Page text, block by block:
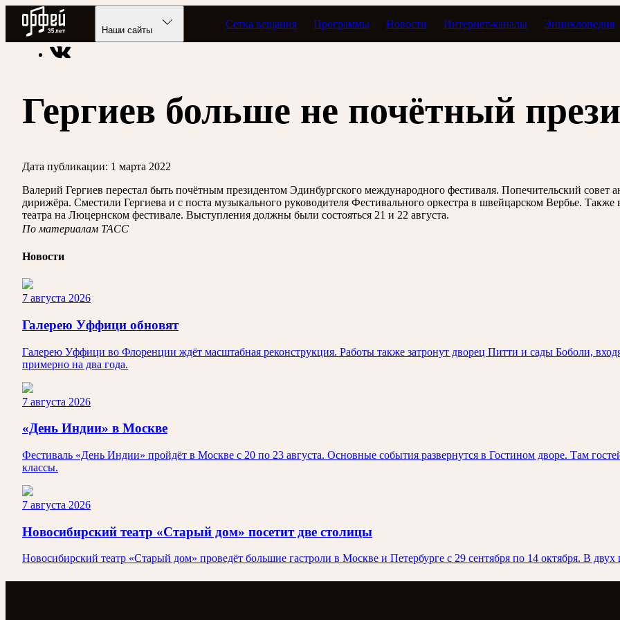
Радио Орфей
Наши сайты
Сетка вещания Программы Новости Интернет-каналы Энциклопедия
Радио классической музыки «Орфей» Новости
Гергиев больше не почётный
Дата публикации: 1 марта 2022
Валерий Гергиев перестал быть почётным президентом Эдинбургского международного фестиваля. Попечительский совет
дирижёра. Сместили Гергиева и с поста музыкального руководителя Фестивального оркестра в швейцарском Вербье.
театра на Люцернском фестивале. Выступления должны были состояться 21 и 22 августа.
По материалам ТАСС
Новости
7 августа 2026
Галерею Уффици обновят
Галерею Уффици во Флоренции ждёт масштабная реконструкция. Работы также затронут дворец Питти и сады Боболи,
примерно на два года.
7 августа 2026
«День Индии» в Москве
Фестиваль «День Индии» пройдёт в Москве с 20 по 23 августа. Основные события развернутся в Гостином дворе. Там
классы.
7 августа 2026
Новосибирский театр «Старый дом» посетит две столицы
Новосибирский театр «Старый дом» проведёт большие гастроли в Москве и Петербурге с 29 сентября по 14 октября. В двух